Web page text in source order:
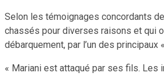
Selon les témoignages concordants
chassés pour diverses raisons et qui
débarquement, par l’un des principaux
« Mariani est attaqué par ses fils. Les